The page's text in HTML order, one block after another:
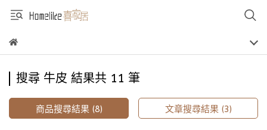
搜尋 牛皮 結果共 11 筆
商品搜尋結果 (8) 文章搜尋結果 (3)